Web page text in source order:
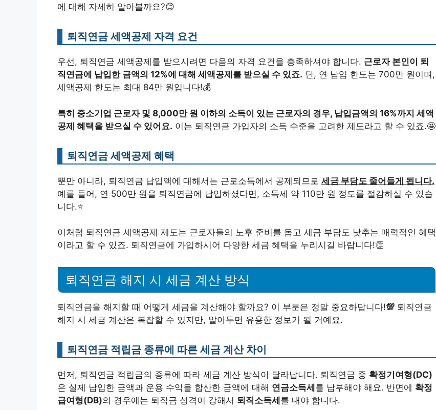
에 대해 자세히 알아볼까요?😊
퇴직연금 세액공제 자격 요건
우선, 퇴직연금 세액공제를 받으시려면 다음의 자격 요건을 충족하셔야 합니다. 근로자 본인이 퇴
직연금에 납입한 금액의 12%에 대해 세액공제를 받으실 수 있죠. 단, 연 납입 한도는 700만 원이며,
세액공제 한도는 최대 84만 원입니다!💰
특히 중소기업 근로자 및 8,000만 원 이하의 소득이 있는 근로자의 경우, 납입금액의 16%까지 세액
공제 혜택을 받으실 수 있어요. 이는 퇴직연금 가입자의 소득 수준을 고려한 제도라고 할 수 있죠.🤩
퇴직연금 세액공제 혜택
뿐만 아니라, 퇴직연금 납입액에 대해서는 근로소득에서 공제되므로 세금 부담도 줄어들게 됩니다.
예를 들어, 연 500만 원을 퇴직연금에 납입하셨다면, 소득세 약 110만 원 정도를 절감하실 수 있습
니다.⭐
이처럼 퇴직연금 세액공제 제도는 근로자들의 노후 준비를 돕고 세금 부담도 낮추는 매력적인 혜택
이라고 할 수 있죠. 퇴직연금에 가입하시어 다양한 세금 혜택을 누리시길 바랍니다!👏
퇴직연금 해지 시 세금 계산 방식
퇴직연금을 해지할 때 어떻게 세금을 계산해야 할까요? 이 부분은 정말 중요하답니다!💯 퇴직연금
해지 시 세금 계산은 복잡할 수 있지만, 알아두면 유용한 정보가 될 거예요.
퇴직연금 적립금 종류에 따른 세금 계산 차이
먼저, 퇴직연금 적립금의 종류에 따라 세금 계산 방식이 달라납니다. 퇴직연금 중 확정기여형(DC)
은 실제 납입한 금액과 운용 수익을 합산한 금액에 대해 연금소득세 를 납부해야 해요. 반면에 확정
급여형(DB)의 경우에는 퇴직금 성격이 강해서 퇴직소득세 를 내야 합니다.